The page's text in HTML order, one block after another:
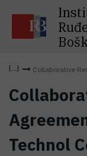
Collaborative
Technol